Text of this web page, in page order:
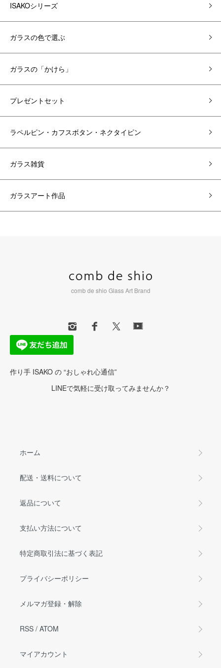
ISAKOシリーズ
ガラスの色で選ぶ
ガラスの「かけら」
プレゼントセット
ラペルピン・カフスボタン・ネクタイピン
ガラス雑貨
ガラスアート作品
comb de shio Glass Art Brand
作り手 ISAKO の “おしゃれ心通信”
LINEで気軽に受け取ってみませんか？
ホーム
配送・送料について
返品について
支払い方法について
特定商取引法に基づく表記
プライバシーポリシー
メルマガ登録・解除
RSS / ATOM
マイアカウント